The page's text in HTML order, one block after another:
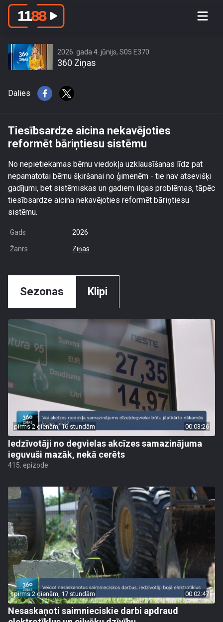
Tiesībsardze aicina nekavējoties
2026. gada 4. jūnijs, S05 E370
360 Ziņas
Dalies
Tiesībsardze aicina nekavējoties
reformēt bāriņtiesu sistēmu
No nepietiekamas bērnu viedokļa uzklausīšanas līdz pat
nepamatotai bērnu šķiršanai no ģimenēm - tie nav atsevišķi
gadījumi, bet sistēmiskas un gadiem ilgas problēmas, tāpēc
tiesībsardze aicina nekavējoties reformēt bāriņtiesu
sistēmu.
Gads 2026
Žanrs Ziņas
Sezonas Klipi
pirms 2 dienām, 16 stundām 00:03:26
Iedzīvotāji no degvielas akcīzes samazinājuma
ieguvuši mazāk, nekā cerēts
415. epizode
pirms 2 dienām, 17 stundām 00:02:47
Nesaskaņoti saimnieciskie darbi apdraud